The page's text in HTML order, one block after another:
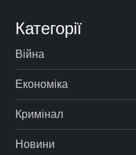
Категорії
Війна
Економіка
Кримінал
Новини